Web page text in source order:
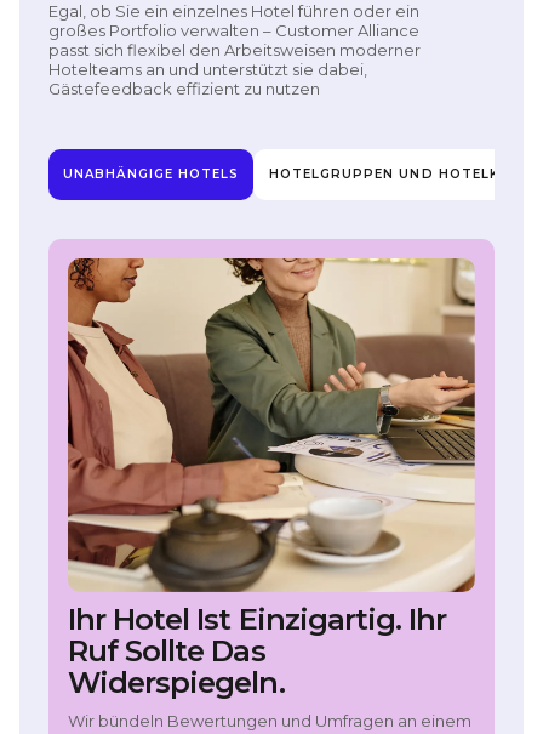
Egal, ob Sie ein einzelnes Hotel führen oder ein
großes Portfolio verwalten – Customer Alliance
passt sich flexibel den Arbeitsweisen moderner
Hotelteams an und unterstützt sie dabei,
Gästefeedback effizient zu nutzen
UNABHÄNGIGE HOTELS HOTELGRUPPEN UND
Ihr Hotel Ist Einzigartig. Ihr
Ruf Sollte Das
Widerspiegeln.
Wir bündeln Bewertungen und Umfragen an einem